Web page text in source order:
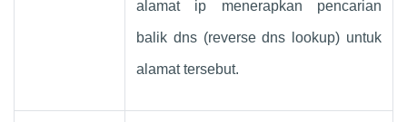
alamat ip menerapkan pencarian
balik dns (reverse dns lookup) untuk
alamat tersebut.